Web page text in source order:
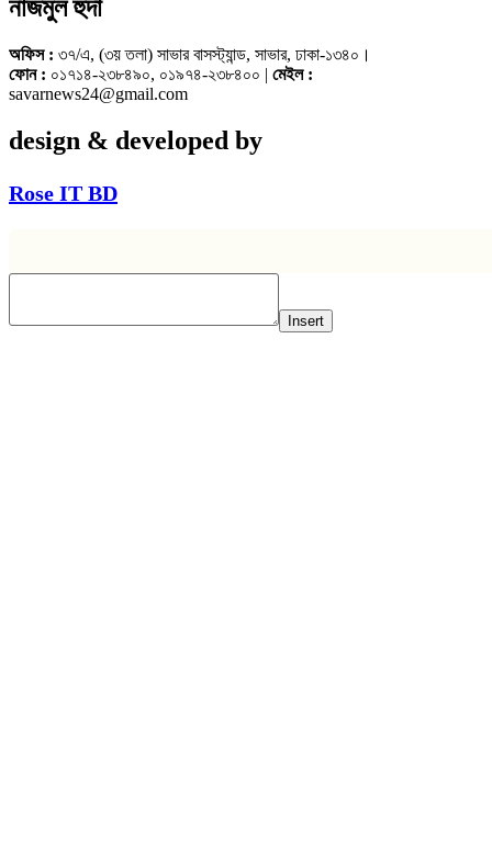
নাজমুল হুদা
অফিস : ৩৭/এ, (৩য় তলা) সাভার বাসস্ট্যান্ড, সাভার, ঢাকা-১৩৪০।
ফোন : ০১৭১৪-২৩৮৪৯০, ০১৯৭৪-২৩৮৪০০ | মেইল :
savarnews24@gmail.com
design & developed by
Rose IT BD
Insert